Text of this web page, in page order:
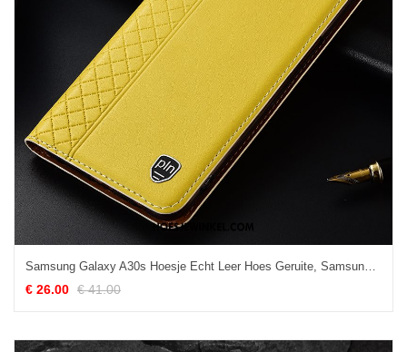
Samsung Galaxy A30s Hoesje Echt Leer Hoes Geruite, Samsung Galaxy A30s Hoesje Ster Bescherming
€ 26.00 € 41.00